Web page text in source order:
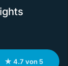
★ 4.7 von 5